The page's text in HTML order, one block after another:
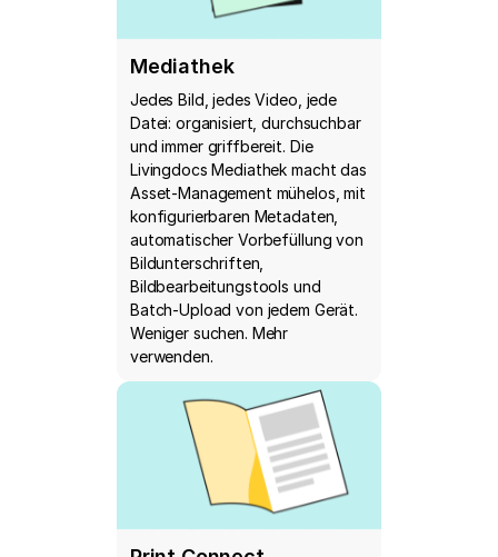
Mediathek
Jedes Bild, jedes Video, jede
Datei: organisiert, durchsuchbar
und immer griffbereit. Die
Livingdocs Mediathek macht das
Asset-Management mühelos, mit
konfigurierbaren Metadaten,
automatischer Vorbefüllung von
Bildunterschriften,
Bildbearbeitungstools und
Batch-Upload von jedem Gerät.
Weniger suchen. Mehr
verwenden.